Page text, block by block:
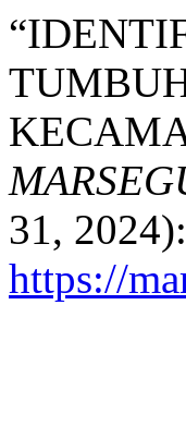
31,
https://